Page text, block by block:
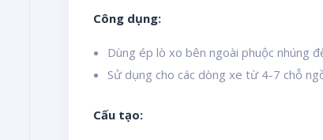
Công dụng:
Dùng ép lò xo bên ngoài phuộc nhúng
Sử dụng cho các dòng xe từ 4-7 chỗ
Cấu tạo: